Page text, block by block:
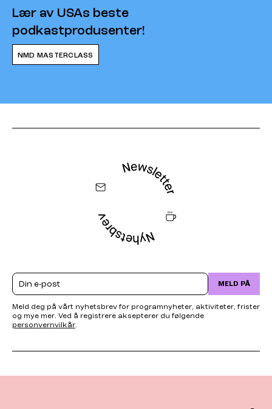
Lær av USAs beste
podkastprodusenter!
NMD MASTERCLASS
Email MELD PÅ
Meld deg på vårt nyhetsbrev for programnyheter, aktiviteter, frister
og mye mer. Ved å registrere aksepterer du følgende
personvernvilkår.